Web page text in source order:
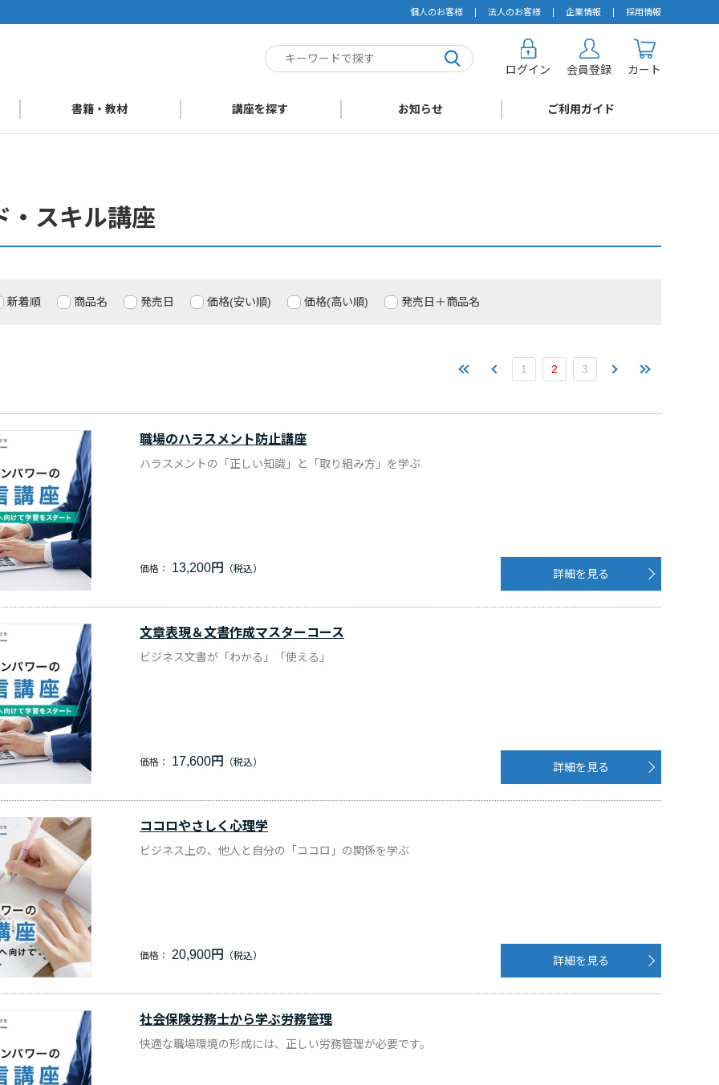
個人のお客様 法人のお客様 企業情報 採用情報
ログイン 会員登録 カート
書籍・教材 講座を探す お知らせ ご利用ガイド
・スキル講座
新着順 商品名 発売日 価格(安い順) 価格(高い順) 発売日＋商品名
1 2 3
職場のハラスメント防止講座
ハラスメントの「正しい知識」と「取り組み方」を学ぶ
価格： 13,200円 詳細を見る
文章表現＆文書作成マスターコース
ビジネス文書が「わかる」「使える」
価格： 17,600円 詳細を見る
ココロやさしく心理学
ビジネス上の、他人と自分の「ココロ」の関係を学ぶ
価格： 20,900円 詳細を見る
社会保険労務士から学ぶ労務管理
快適な職場環境の形成には、正しい労務管理が必要です。